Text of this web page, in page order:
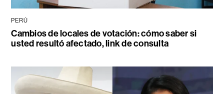
PERÚ
Cambios de locales de votación: cómo saber si
usted resultó afectado, link de consulta